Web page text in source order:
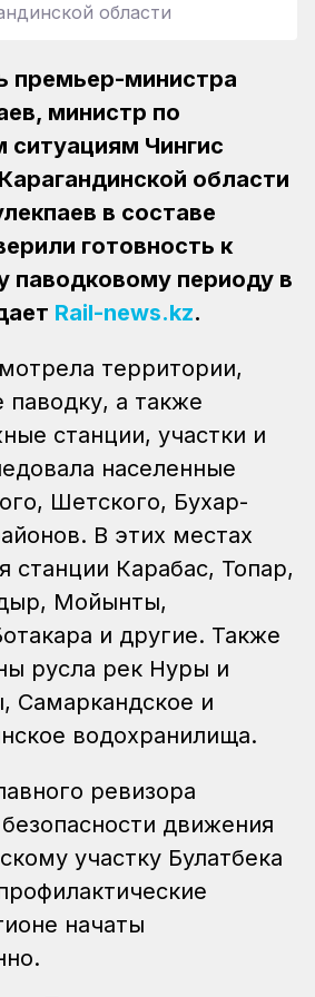
области
премьер-министра
министр по
Чингис
области
в составе
готовность к
паводковому периоду в
Rail-news.kz.
территории,
а также
станции, участки и
населенные
Шетского, Бухар-
В этих местах
станции Карабас, Топар,
Мойынты,
и другие. Также
русла рек Нуры и
Самаркандское и
водохранилища.
ревизора
движения
участку Булатбека
начаты